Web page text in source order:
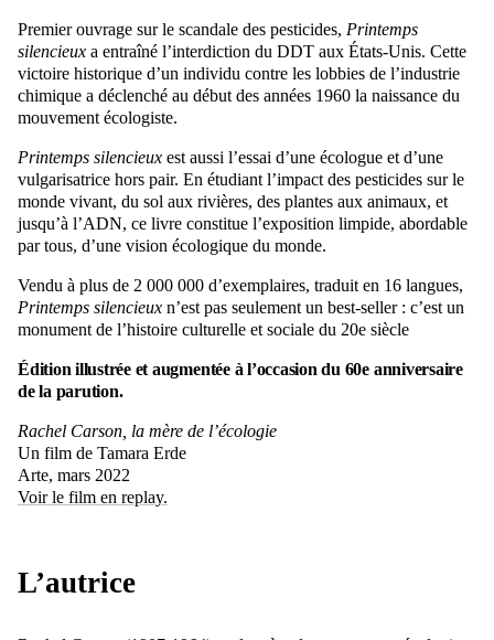
Premier ouvrage sur le scandale des pesticides, Printemps
silencieux a entraîné l’interdiction du DDT aux États-Unis. Cette
victoire historique d’un individu contre les lobbies de l’industrie
chimique a déclenché au début des années 1960 la naissance du
mouvement écologiste.
Printemps silencieux est aussi l’essai d’une écologue et d’une
vulgarisatrice hors pair. En étudiant l’impact des pesticides sur le
monde vivant, du sol aux rivières, des plantes aux animaux, et
jusqu’à l’ADN, ce livre constitue l’exposition limpide, abordable
par tous, d’une vision écologique du monde.
Vendu à plus de 2 000 000 d’exemplaires, traduit en 16 langues,
Printemps silencieux n’est pas seulement un best-seller : c’est un
monument de l’histoire culturelle et sociale du 20e siècle
Édition illustrée et augmentée à l’occasion du 60e anniversaire
de la parution.
Rachel Carson, la mère de l’écologie
Un film de Tamara Erde
Arte, mars 2022
Voir le film en replay.
L’autrice